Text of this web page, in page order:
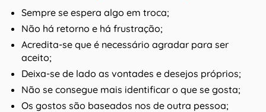
Sempre se espera algo em troca;
Não há retorno e há frustração;
Acredita-se que é necessário agradar para ser
aceito;
Deixa-se de lado as vontades e desejos próprios;
Não se consegue mais identificar o que se gosta;
Os gostos são baseados nos de outra pessoa;